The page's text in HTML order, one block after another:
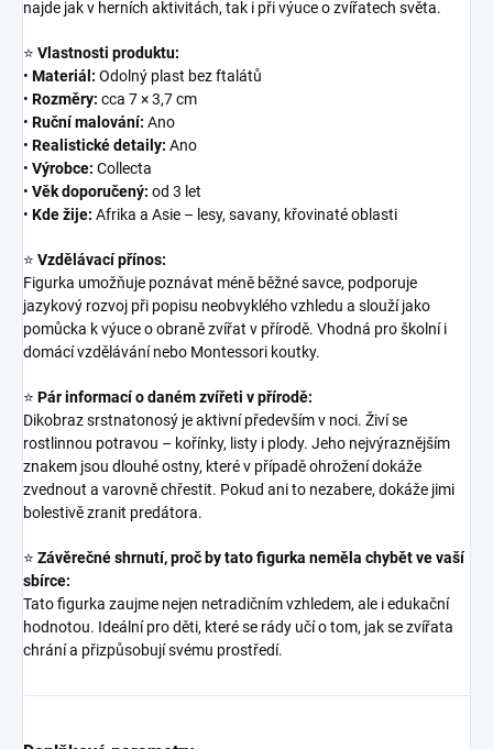
najde jak v herních aktivitách, tak i při výuce o zvířatech světa.
⭐ Vlastnosti produktu:
• Materiál: Odolný plast bez ftalátů
• Rozměry: cca 7 × 3,7 cm
• Ruční malování: Ano
• Realistické detaily: Ano
• Výrobce: Collecta
• Věk doporučený: od 3 let
• Kde žije: Afrika a Asie – lesy, savany, křovinaté oblasti
⭐ Vzdělávací přínos:
Figurka umožňuje poznávat méně běžné savce, podporuje
jazykový rozvoj při popisu neobvyklého vzhledu a slouží jako
pomůcka k výuce o obraně zvířat v přírodě. Vhodná pro školní i
domácí vzdělávání nebo Montessori koutky.
⭐ Pár informací o daném zvířeti v přírodě:
Dikobraz srstnatonosý je aktivní především v noci. Živí se
rostlinnou potravou – kořínky, listy i plody. Jeho nejvýraznějším
znakem jsou dlouhé ostny, které v případě ohrožení dokáže
zvednout a varovně chřestit. Pokud ani to nezabere, dokáže jimi
bolestivě zranit predátora.
⭐ Závěrečné shrnutí, proč by tato figurka neměla chybět ve vaší
sbírce:
Tato figurka zaujme nejen netradičním vzhledem, ale i edukační
hodnotou. Ideální pro děti, které se rády učí o tom, jak se zvířata
chrání a přizpůsobují svému prostředí.